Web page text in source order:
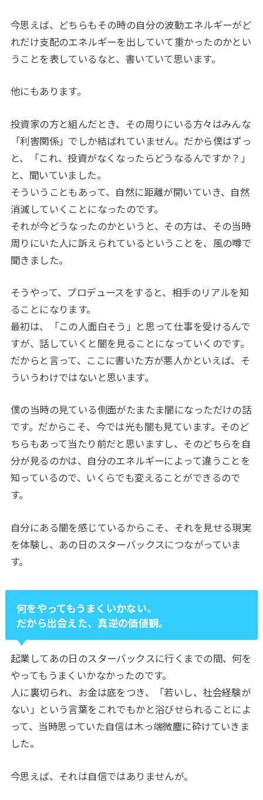
今思えば、どちらもその時の自分の波動エネルギーがど
れだけ支配のエネルギーを出していて重かったのかとい
うことを表しているなと、書いていて思います。
他にもあります。
投資家の方と組んだとき、その周りにいる方々はみんな
「利害関係」でしか結ばれていません。だから僕はずっ
と、「これ、投資がなくなったらどうなるんですか？」
と、聞いていました。
そういうこともあって、自然に距離が開いていき、自然
消滅していくことになったのです。
それが今どうなったのかというと、その方は、その当時
周りにいた人に訴えられているということを、風の噂で
聞きました。
そうやって、プロデュースをすると、相手のリアルを知
ることになります。
最初は、「この人面白そう」と思って仕事を受けるんで
すが、話していくと闇を見ることになっていくのです。
だからと言って、ここに書いた方が悪人かといえば、そ
ういうわけではないと思います。
僕の当時の見ている側面がたまたま闇になっただけの話
です。だからこそ、今では光も闇も見ています。そのど
ちらもあって当たり前だと思いますし、そのどちらを自
分が見るのかは、自分のエネルギーによって違うことを
知っているので、いくらでも変えることができるので
す。
自分にある闇を感じているからこそ、それを見せる現実
を体験し、あの日のスターバックスにつながっていま
す。
何をやってもうまくいかない。
だから出会えた、真逆の価値観。
起業してあの日のスターバックスに行くまでの間、何を
やってもうまくいかなかったのです。
人に裏切られ、お金は底をつき、「若いし、社会経験が
ない」という言葉をこれでもかと浴びせられることによ
って、当時思っていた自信は木っ端微塵に砕けていきま
した。
今思えば、それは自信ではありませんが。